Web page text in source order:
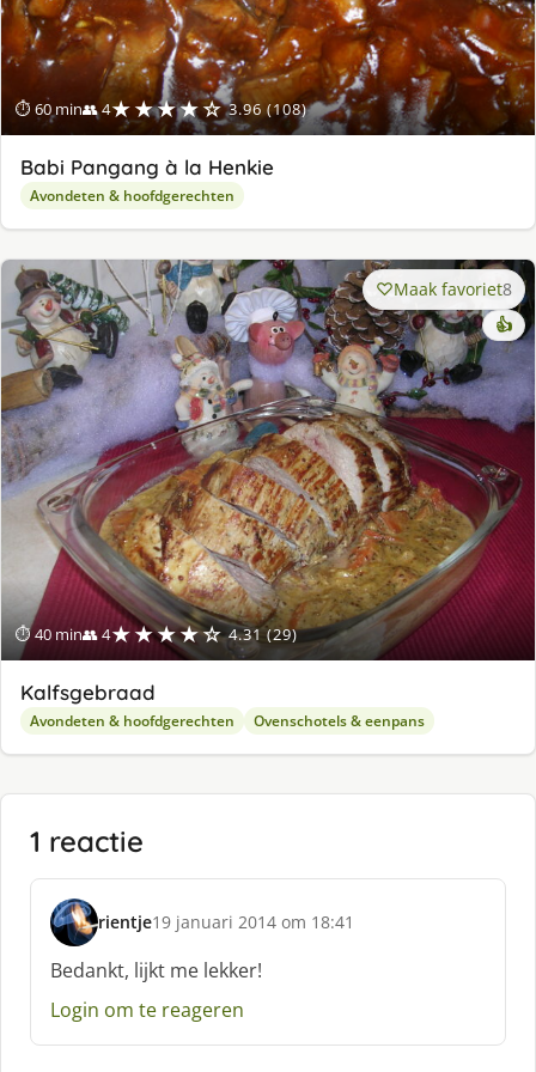
⏱ 60 min👥 4★★★★☆ 3.96 (108)
Babi Pangang à la Henkie
Avondeten & hoofdgerechten
⏱ 40 min👥 4★★★★☆ 4.31 (29)
Maak favoriet8
👍
Kalfsgebraad
Avondeten & hoofdgerechten Ovenschotels & eenpans
1 reactie
rientje
s
c
h
r
19 januari 2014 om 18:41
Bedankt, lijkt me lekker!
Login om te reageren